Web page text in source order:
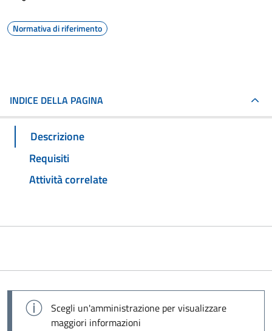
Normativa di riferimento
INDICE DELLA PAGINA
Descrizione
Requisiti
Attività correlate
Scegli un'amministrazione per visualizzare
maggiori informazioni